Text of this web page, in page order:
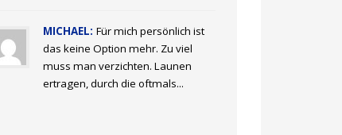
MICHAEL: Für mich persönlich ist
das keine Option mehr. Zu viel
muss man verzichten. Launen
ertragen, durch die oftmals...